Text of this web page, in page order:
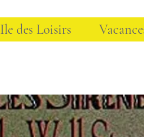
Ile des Loisirs